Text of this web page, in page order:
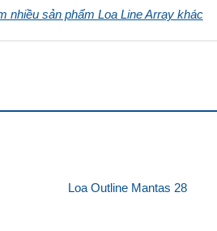
nhiều sản phẩm Loa Line Array khác
Loa Outline Mantas 28